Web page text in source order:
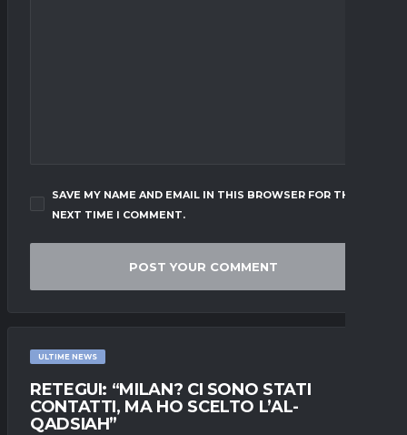
SAVE MY NAME AND EMAIL IN THIS BROWSER FOR THE
NEXT TIME I COMMENT.
ULTIME NEWS
RETEGUI: “MILAN? CI SONO STATI
CONTATTI, MA HO SCELTO L’AL-
QADSIAH”